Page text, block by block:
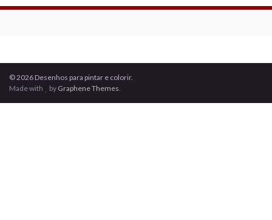
© 2026 Desenhos para pintar e colorir.
Made with
by Graphene Themes